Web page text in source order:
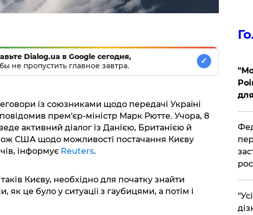
Dialog.ua в Google сегодня,
не пропустить главное завтра.
✓
із союзниками щодо передачі Україні
прем'єр-міністр Марк Рютте. Учора, 8
активний діалог із Данією, Британією й
США щодо можливості постачання Києву
інформує Reuters.
Києву, необхідно для початку знайти
це було у ситуації з гаубицями, а потім і